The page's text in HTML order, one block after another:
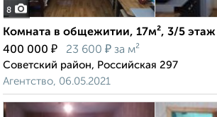
8
Комната в общежитии, 17м², 3/5 этаж
400 000 ₽ 23 600 ₽ за м²
Советский район, Российская 297
Агентство, 06.05.2021